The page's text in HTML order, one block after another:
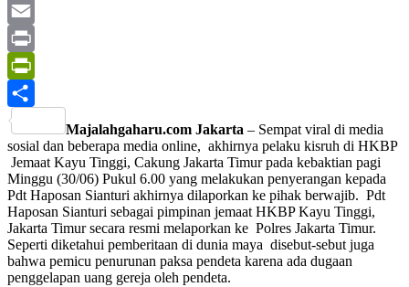
Yahoo
Mail
Email
Print
PrintFriendly
Share
Majalahgaharu.com Jakarta – Sempat viral di media
sosial dan beberapa media online, akhirnya pelaku kisruh di HKBP
Jemaat Kayu Tinggi, Cakung Jakarta Timur pada kebaktian pagi
Minggu (30/06) Pukul 6.00 yang melakukan penyerangan kepada
Pdt Haposan Sianturi akhirnya dilaporkan ke pihak berwajib. Pdt
Haposan Sianturi sebagai pimpinan jemaat HKBP Kayu Tinggi,
Jakarta Timur secara resmi melaporkan ke Polres Jakarta Timur.
Seperti diketahui pemberitaan di dunia maya disebut-sebut juga
bahwa pemicu penurunan paksa pendeta karena ada dugaan
penggelapan uang gereja oleh pendeta.